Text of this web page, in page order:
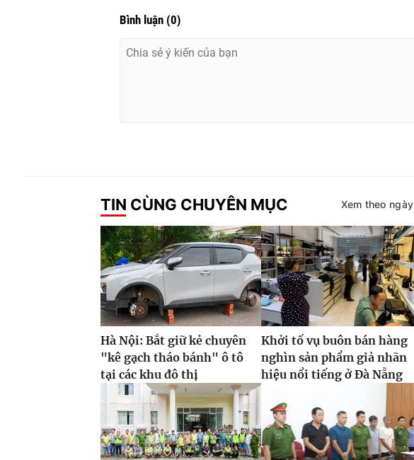
Bình luận (0)
TIN CÙNG CHUYÊN MỤC Xem theo ngày
Hà Nội: Bắt giữ kẻ chuyên
"kê gạch tháo bánh" ô tô
tại các khu đô thị
Khởi tố vụ buôn bán hàng
nghìn sản phẩm giả nhãn
hiệu nổi tiếng ở Đà Nẵng